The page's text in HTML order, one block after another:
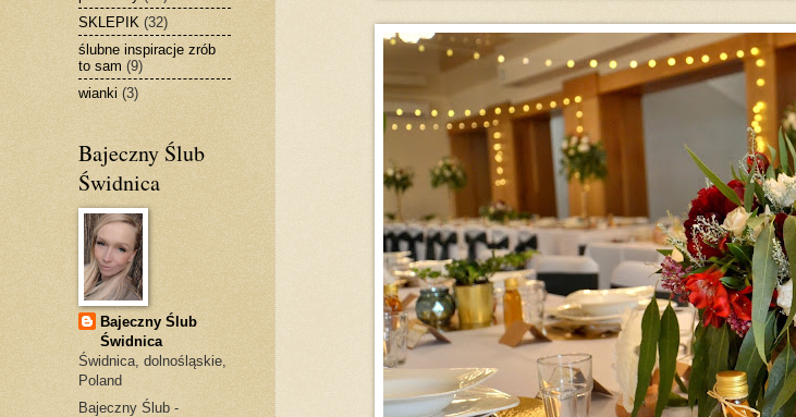
SKLEPIK (32)
ślubne inspiracje zrób
to sam (9)
wianki (3)
Bajeczny Ślub
Świdnica
Bajeczny Ślub
Świdnica
Świdnica, dolnośląskie,
Poland
Bajeczny Ślub -